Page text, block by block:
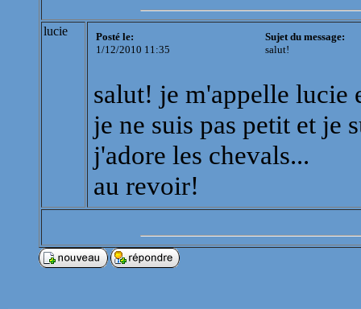
lucie
Posté le:
1/12/2010 11:35
Sujet du message:
salut!
salut! je m'appelle lucie
je ne suis pas petit et je
j'adore les chevals...
au revoir!